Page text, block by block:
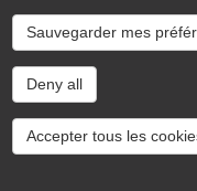
Sémantique
Défi :
L’internet des objets se
Sauvegarder mes
Deny all
Accepter tous les